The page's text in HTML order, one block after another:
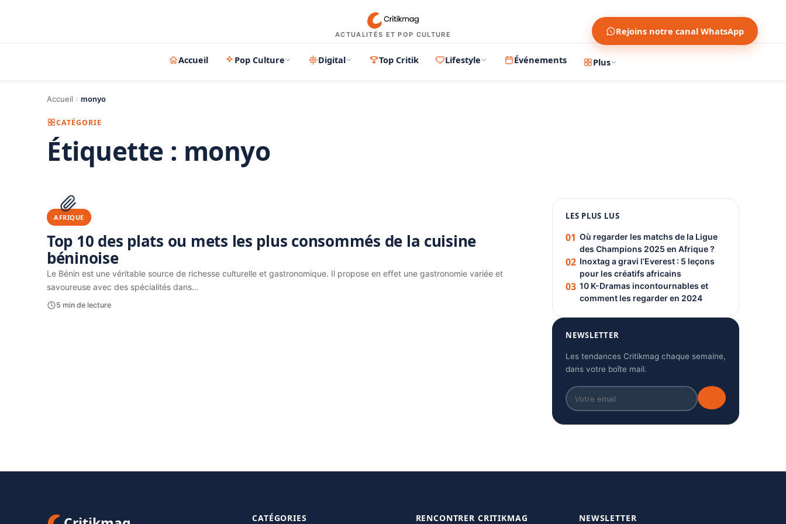
ACTUALITÉS ET POP CULTURE Rejoins notre canal WhatsApp
Accueil Pop Culture Digital Top Critik Lifestyle Événements Plus
Accueil monyo
CATÉGORIE
Étiquette : monyo
AFRIQUE
Top 10 des plats ou mets les plus consommés de la cuisine
béninoise
Le Bénin est une véritable source de richesse culturelle et gastronomique. Il propose en effet une gastronomie variée et
savoureuse avec des spécialités dans…
5 min de lecture
PUBLICITÉ
LES PLUS LUS
01 Où regarder les matchs de la Ligue
des Champions 2025 en Afrique ?
02 Inoxtag a gravi l’Everest : 5 leçons
pour les créatifs africains
03 10 K-Dramas incontournables et
comment les regarder en 2024
NEWSLETTER
Les tendances Critikmag chaque semaine,
dans votre boîte mail.
CATÉGORIES RENCONTRER CRITIKMAG NEWSLETTER